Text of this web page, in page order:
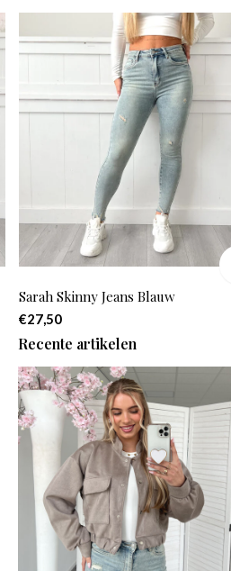
Sarah Skinny Jeans Blauw
€27,50
Recente artikelen